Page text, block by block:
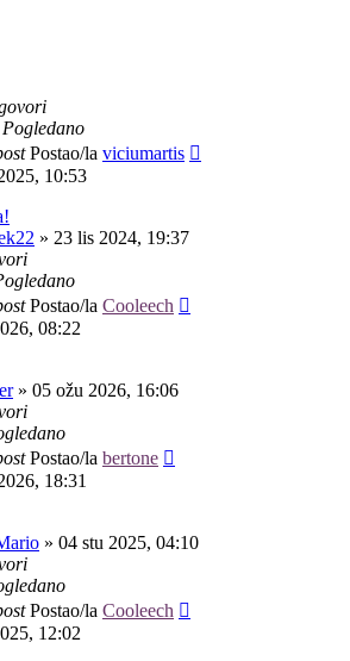
Pogledano
Postao/la viciumartis
10:53
» 23 lis 2024, 19:37
Postao/la Cooleech
08:22
» 05 ožu 2026, 16:06
Postao/la bertone
18:31
» 04 stu 2025, 04:10
Postao/la Cooleech
12:02